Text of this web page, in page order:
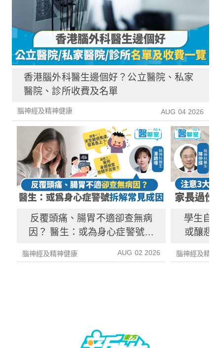
香港腦外科醫生邊個好？公立醫院、私家
醫院、診所收費及名單
腦神經及精神健康 AUG 04 2026
反覆頭痛、腸胃不適卻查無病
因？ 醫生：或為身心症警號拆
腦神經及精神健康 AUG 02 2026
學生自
或釀悲
腦神經及精神